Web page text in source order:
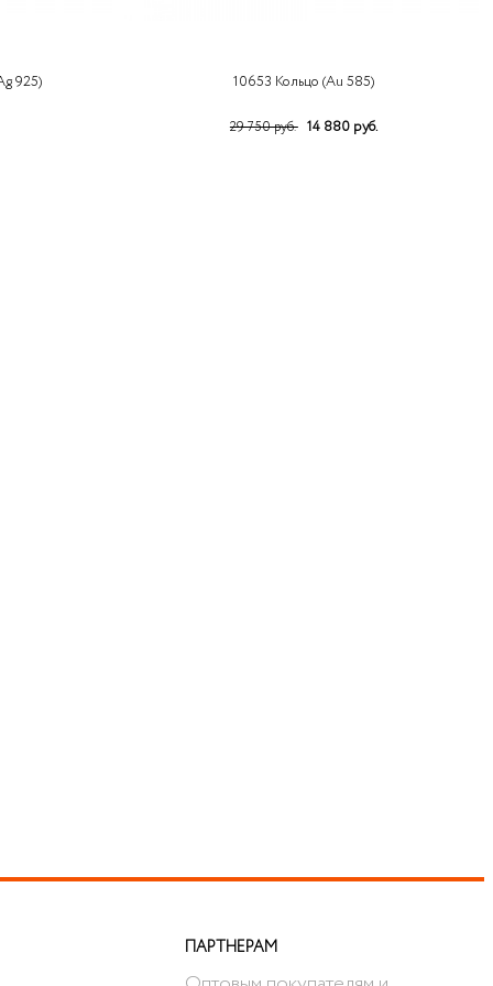
925) 10653 Кольцо (Au 585)
29 750 руб. 14 880 руб.
ПАРТНЕРАМ